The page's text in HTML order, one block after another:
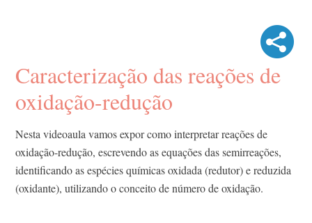
Caracterização das reações de
oxidação-redução
Nesta videoaula vamos expor como interpretar reações de
oxidação-redução, escrevendo as equações das semirreações,
identificando as espécies químicas oxidada (redutor) e reduzida
(oxidante), utilizando o conceito de número de oxidação.